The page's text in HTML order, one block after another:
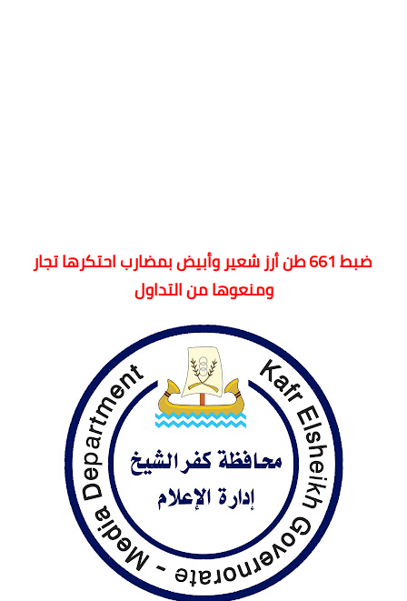
ضبط 661 طن أرز شعير وأبيض بمضارب احتكرها تجار
ومنعوها من التداول